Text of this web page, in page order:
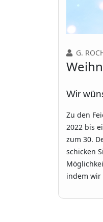
G.
Wir
Zu den
2022 bis
zum 30.
schicken
indem wir